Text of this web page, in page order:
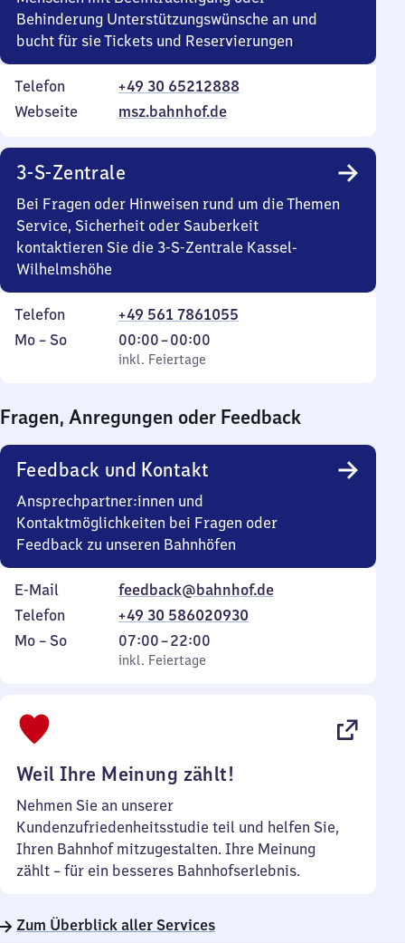
Behinderung Unterstützungswünsche an und
bucht für sie Tickets und Reservierungen
Telefon
+49 30 65212888
Webseite
msz.bahnhof.de
3-S-Zentrale
Bei Fragen oder Hinweisen rund um die Themen
Service, Sicherheit oder Sauberkeit
kontaktieren Sie die 3-S-Zentrale Kassel-
Wilhelmshöhe
Telefon
+49 561 7861055
Montag
Mo – So,
inkl. Feiertage
00:00–00:00
Von
0
0
Uhr
inkl. Feiertage
Fragen, Anregungen oder Feedback
Feedback und Kontakt
Ansprechpartner:innen und
Kontaktmöglichkeiten bei Fragen oder
Feedback zu unseren Bahnhöfen
E-Mail
feedback@bahnhof.de
Telefon
+49 30 586020930
Montag
Mo – So,
inkl. Feiertage
07:00–22:00
Von
7
inkl. Feiertage
Weil Ihre Meinung zählt!
Nehmen Sie an unserer
Kundenzufriedenheitsstudie teil und helfen Sie,
Ihren Bahnhof mitzugestalten. Ihre Meinung
zählt – für ein besseres Bahnhofserlebnis.
Zum Überblick aller Services